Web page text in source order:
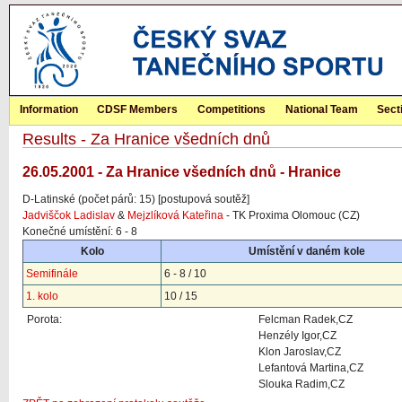
Information CDSF Members Competitions National Team
Results - Za Hranice všedních dnů
26.05.2001 - Za Hranice všedních dnů - Hranice
D-Latinské (počet párů: 15) [postupová soutěž]
Jadviščok Ladislav & Mejzlíková Kateřina - TK Proxima Olomouc (CZ)
Konečné umístění: 6 - 8
Kolo
Umístění v daném kole
Semifinále
6 - 8 / 10
1. kolo
10 / 15
Porota:
Felcman Radek,CZ
Henzély Igor,CZ
Klon Jaroslav,CZ
Lefantová Martina,CZ
Slouka Radim,CZ